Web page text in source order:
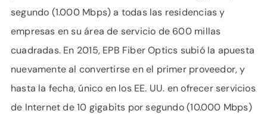
segundo (1.000 Mbps) a todas las residencias y
empresas en su área de servicio de 600 millas
cuadradas. En 2015, EPB Fiber Optics subió la apuesta
nuevamente al convertirse en el primer proveedor, y
hasta la fecha, único en los EE. UU. en ofrecer servicios
de Internet de 10 gigabits por segundo (10.000 Mbps)